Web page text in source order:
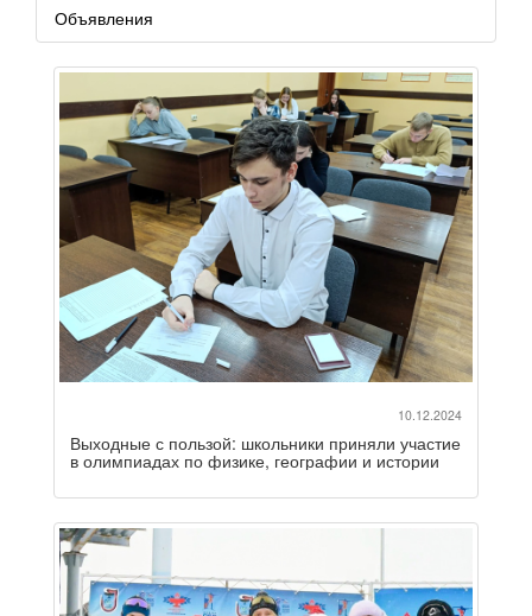
Объявления
10.12.2024
Выходные с пользой: школьники приняли участие
в олимпиадах по физике, географии и истории